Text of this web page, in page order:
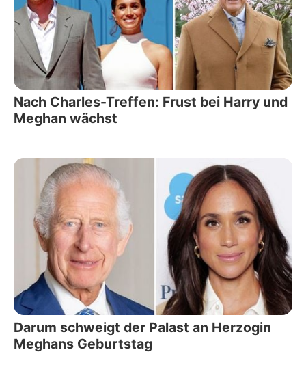
Nach Charles-Treffen: Frust bei Harry und
Meghan wächst
Darum schweigt der Palast an Herzogin
Meghans Geburtstag